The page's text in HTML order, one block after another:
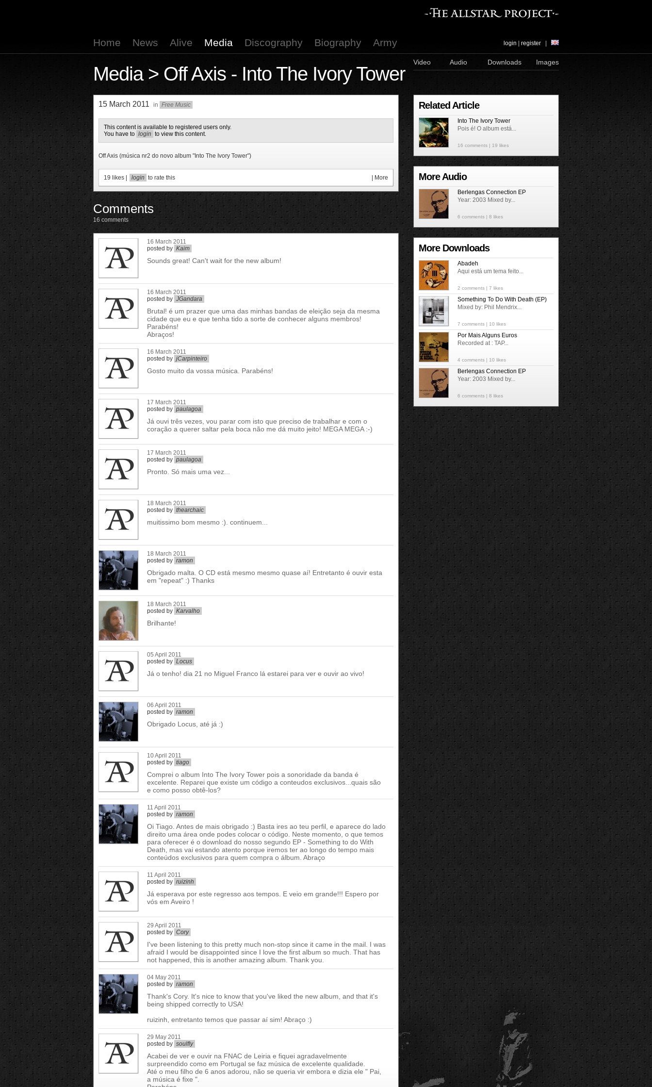
Home News Alive Media Discography Biography Army login register
Video Audio Downloads Images
Media> Off Axis - Into The Ivory Tower
15 March 2011 in Free Music
This content is available to registered users only.
You have to login to view this content.
Off Axis (música nr2 do novo album "Into The Ivory Tower")
19 likes | login to rate this More
Comments
16 comments
16 March 2011
posted by Kaim
Sounds great! Can't wait for the new album!
16 March 2011
posted by JGandara
Brutal! é um prazer que uma das minhas bandas de eleição seja da mesma
cidade que eu e que tenha tido a sorte de conhecer alguns membros!
Parabéns!
Abraços!
16 March 2011
posted by jCarpinteiro
Gosto muito da vossa música. Parabéns!
17 March 2011
posted by paulagoa
Já ouvi três vezes, vou parar com isto que preciso de trabalhar e com o
coração a querer saltar pela boca não me dá muito jeito! MEGA MEGA :-)
17 March 2011
posted by paulagoa
Pronto. Só mais uma vez...
18 March 2011
posted by thearchaic
muitissimo bom mesmo :). continuem...
18 March 2011
posted by ramon
Obrigado malta. O CD está mesmo mesmo quase aí! Entretanto é ouvir esta
em "repeat" :) Thanks
18 March 2011
posted by Karvalho
Brilhante!
05 April 2011
posted by Locus
Já o tenho! dia 21 no Miguel Franco lá estarei para ver e ouvir ao vivo!
06 April 2011
posted by ramon
Obrigado Locus, até já :)
10 April 2011
posted by tiago
Comprei o album Into The Ivory Tower pois a sonoridade da banda é
excelente. Reparei que existe um código a conteudos exclusivos...quais são
e como posso obtê-los?
11 April 2011
posted by ramon
Oi Tiago. Antes de mais obrigado :) Basta ires ao teu perfil, e aparece do lado
direito uma área onde podes colocar o código. Neste momento, o que temos
para oferecer é o download do nosso segundo EP - Something to do With
Death, mas vai estando atento porque iremos ter ao longo do tempo mais
conteúdos exclusivos para quem compra o álbum. Abraço
11 April 2011
posted by ruizinh
Já esperava por este regresso aos tempos. E veio em grande!!! Espero por
vós em Aveiro !
29 April 2011
posted by Cory
I've been listening to this pretty much non-stop since it came in the mail. I was
afraid I would be disappointed since I love the first album so much. That has
not happened, this is another amazing album. Thank you.
04 May 2011
posted by ramon
Thank's Cory. It's nice to know that you've liked the new album, and that it's
being shipped correctly to USA!
ruizinh, entretanto temos que passar aí sim! Abraço :)
29 May 2011
posted by soulfly
Acabei de ver e ouvir na FNAC de Leiria e fiquei agradavelmente
surpreendido como em Portugal se faz música de excelente qualidade.
Até o meu filho de 6 anos adorou, não se queria vir embora e dizia ele " Pai,
a música é fixe ".
Related Article
Into The Ivory Tower
Pois é! O album está...
16 comments | 19 likes
More Audio
Berlengas Connection EP
Year: 2003 Mixed by...
6 comments | 8 likes
More Downloads
Abadeh
Aqui está um tema feito...
2 comments | 7 likes
Something To Do With Death (EP)
Mixed by: Phil Mendrix...
7 comments | 10 likes
Por Mais Alguns Euros
Recorded at : TAP...
4 comments | 10 likes
Berlengas Connection EP
Year: 2003 Mixed by...
6 comments | 8 likes